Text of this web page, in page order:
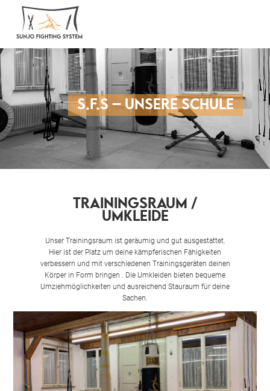
Sunjo Fighting System
Eur Kampfkunstschule im Ostalbkreis
S.F.S – UNSERE SCHULE
TRAININGSRAUM /
UMKLEIDE
Unser Trainingsraum ist geräumig und gut ausgestattet.
Hier ist der Platz um deine kämpferischen Fähigkeiten
verbessern und mit verschiedenen Trainingsgeräten deinen
Körper in Form bringen . Die Umkleiden bieten bequeme
Umziehmöglichkeiten und ausreichend Stauraum für deine
Sachen.